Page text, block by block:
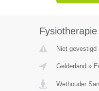
Niet gevestigd
Gelderland »
Wethouder